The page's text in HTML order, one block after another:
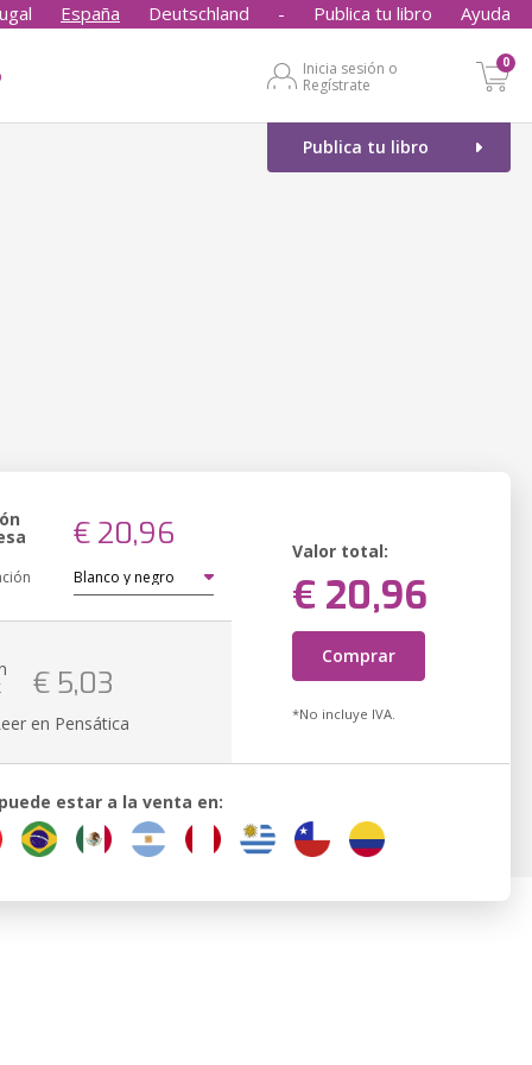
España Deutschland - Publica tu libro Ayuda
Inicia sesión o
Regístrate
0
Publica tu libro
€ 20,96 Valor total:
€ 20,96
Comprar
*No incluye IVA.
€ 5,03
en Pensática
estar a la venta en: